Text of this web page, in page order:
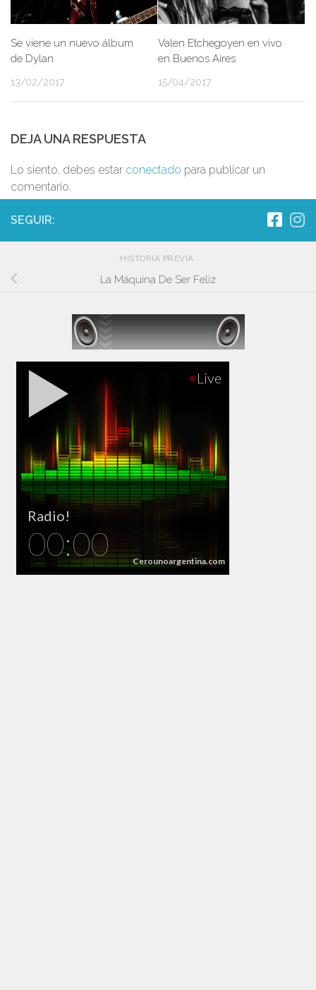
Se viene un nuevo álbum
de Dylan
13/02/2017
Valen Etchegoyen en vivo
en Buenos Aires
15/04/2017
DEJA UNA RESPUESTA
Lo siento, debes estar conectado para publicar un
comentario.
SEGUIR:
HISTORIA PREVIA
La Máquina De Ser Feliz